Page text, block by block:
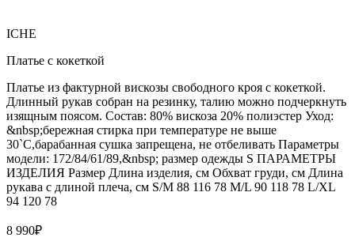
ICHE
Платье с кокеткой
Платье из фактурной вискозы свободного кроя с кокеткой.
Длинный рукав собран на резинку, талию можно подчеркнуть
изящным поясом. Состав: 80% вискоза 20% полиэстер Уход:
&nbsp;бережная стирка при температуре не выше
30`C,барабанная сушка запрещена, не отбеливать Параметры
модели: 172/84/61/89,&nbsp; размер одежды S ПАРАМЕТРЫ
ИЗДЕЛИЯ Размер Длина изделия, см Обхват груди, см Длина
рукава с длиной плеча, см S/M 88 116 78 M/L 90 118 78 L/XL
94 120 78
8 990₽